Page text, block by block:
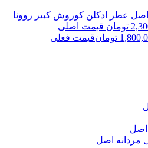
عطر ادکلن کوروش کبیر روونا
تومان قیمت اصلی
تومانقیمت فعلی
اصل
مردانه اصل